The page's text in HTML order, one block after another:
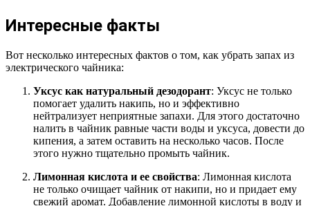
Интересные факты
Вот несколько интересных фактов о том, как убрать запах из
электрического чайника:
Уксус как натуральный дезодорант: Уксус не только
помогает удалить накипь, но и эффективно
нейтрализует неприятные запахи. Для этого достаточно
налить в чайник равные части воды и уксуса, довести до
кипения, а затем оставить на несколько часов. После
этого нужно тщательно промыть чайник.
Лимонная кислота и ее свойства: Лимонная кислота
не только очищает чайник от накипи, но и придает ему
свежий аромат. Добавление лимонной кислоты в воду и